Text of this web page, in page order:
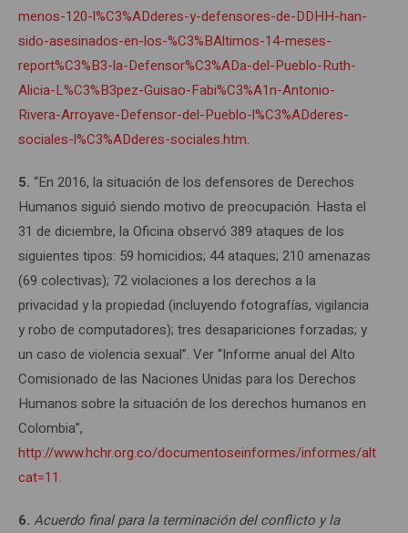
menos-120-l%C3%ADderes-y-defensores-de-DDHH-han-
sido-asesinados-en-los-%C3%BAltimos-14-meses-
report%C3%B3-la-Defensor%C3%ADa-del-Pueblo-Ruth-
Alicia-L%C3%B3pez-Guisao-Fabi%C3%A1n-Antonio-
Rivera-Arroyave-Defensor-del-Pueblo-l%C3%ADderes-
sociales-l%C3%ADderes-sociales.htm.
5. “En 2016, la situación de los defensores de Derechos
Humanos siguió siendo motivo de preocupación. Hasta el
31 de diciembre, la Oficina observó 389 ataques de los
siguientes tipos: 59 homicidios; 44 ataques; 210 amenazas
(69 colectivas); 72 violaciones a los derechos a la
privacidad y la propiedad (incluyendo fotografías, vigilancia
y robo de computadores); tres desapariciones forzadas; y
un caso de violencia sexual”. Ver “Informe anual del Alto
Comisionado de las Naciones Unidas para los Derechos
Humanos sobre la situación de los derechos humanos en
Colombia”,
http://www.hchr.org.co/documentoseinformes/informes/
cat=11.
6. Acuerdo final para la terminación del conflicto y la